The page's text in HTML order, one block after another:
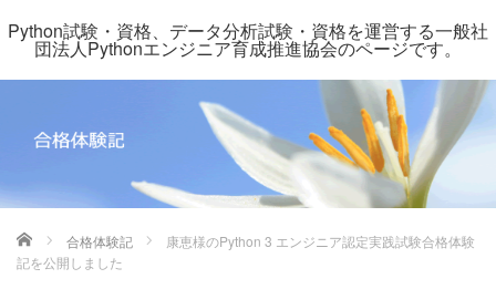
Python試験・資格、データ分析試験・資格を運営する一般社
団法人Pythonエンジニア育成推進協会のページです。
ホーム 合格体験記
康恵様のPython 3 エンジニア認定実践試験合格体験
記を公開しました